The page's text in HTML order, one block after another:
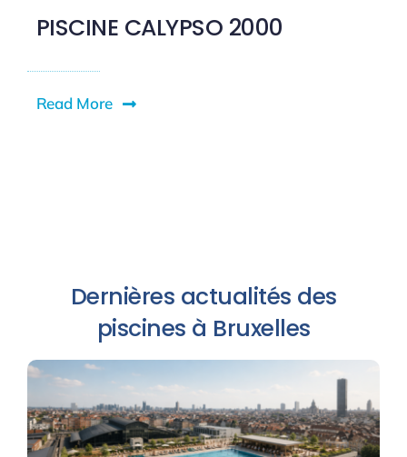
PISCINE CALYPSO 2000
Read More
Dernières actualités des
piscines à Bruxelles